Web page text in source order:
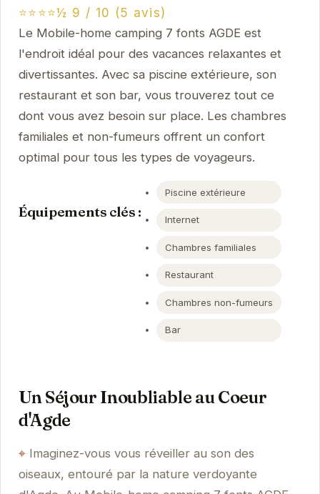
⭐⭐⭐⭐½ 9 / 10 (5 avis)
Le Mobile-home camping 7 fonts AGDE est
l'endroit idéal pour des vacances relaxantes et
divertissantes. Avec sa piscine extérieure, son
restaurant et son bar, vous trouverez tout ce
dont vous avez besoin sur place. Les chambres
familiales et non-fumeurs offrent un confort
optimal pour tous les types de voyageurs.
Équipements clés :
Piscine extérieure
Internet
Chambres familiales
Restaurant
Chambres non-fumeurs
Bar
Un Séjour Inoubliable au Coeur
d'Agde
Imaginez-vous vous réveiller au son des
oiseaux, entouré par la nature verdoyante